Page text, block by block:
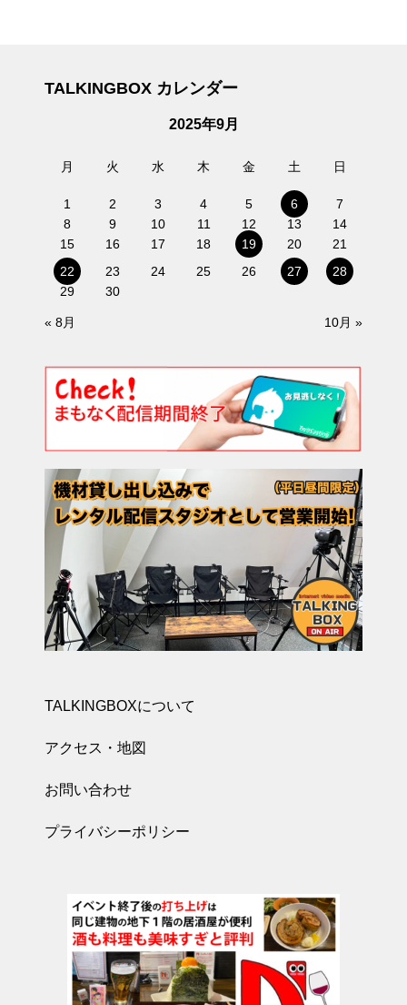
TALKINGBOX カレンダー
2025年9月
月 火 水 木 金 土 日
1 2 3 4 5 6
7
8
9 10 11 12 13
14
15
16 17 18 19 20
21
22
23 24 25 26 27
28
29
30
« 8月 10月 »
TALKINGBOXについて
アクセス・地図
お問い合わせ
プライバシーポリシー